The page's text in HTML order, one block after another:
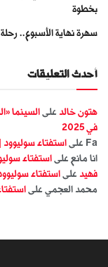
بخطوة
سهرة نهاية الأسبوع..
أحدث التعليقات
هتون خالد على السينما
في 2025
Fa على استفتاء سوليوود |
انا مانع على استفتاء
فهيد علىاستفتاء سوليوود
محمد العجمي على